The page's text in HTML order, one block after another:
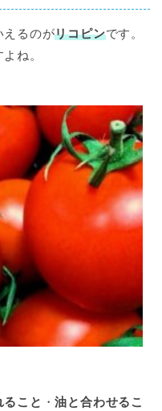
えるのがリコピンです。
ね。
ること ・油と合わせるこ